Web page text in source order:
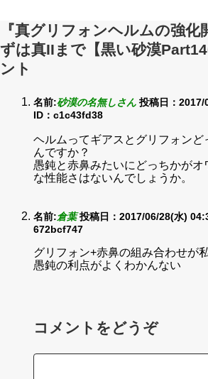
『真グリフォンヘルムの強化
ずは真IIまで【黒い砂漠
ント
名前:砂漠の名無しさん 投稿日：
ID：c1c43fd38
ヘルムってギアスとグリフォンど
んですか？
愚鈍と赤鼻みたいにどっちかがオ
な性能さはないんでしょうか。
名前:倉葉 投稿日：2017/06/28(水)
672bcf747
グリフォン+赤鼻の組み合わせが
愚鈍の利点がよくわかんない
コメントをどうぞ